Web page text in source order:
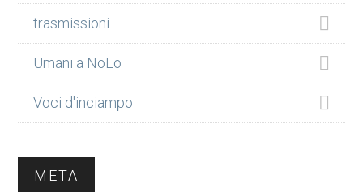
trasmissioni
Umani a NoLo
Voci d'inciampo
META